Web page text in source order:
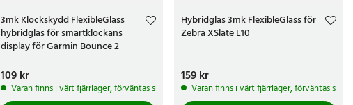
5-7 arbetsdagar
3mk Klockskydd FlexibleGlass
hybridglas för smartklockans
display för Garmin Bounce 2
Pris :109 kr
109 kr
Varan finns i vårt fjärrlager, förväntas skickas inom 5-7 arbetsdagar
Hybridglas 3mk FlexibleGlass för
Zebra XSlate L10
Pris :159 kr
159 kr
Varan finns i vårt fjärrlager, förväntas